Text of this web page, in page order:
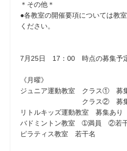
＊その他＊
●各教室の開催要項については教
ください。
7月25日 17：00 時点の募集予定
《月曜》
ジュニア運動教室 クラス① 募
クラス② 募集
リトルキッズ運動教室 募集あり
バドミントン教室 ➀満員 ②若
ピラティス教室 若干名